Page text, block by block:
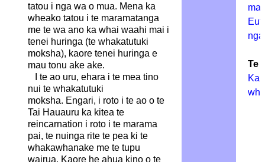
tatou i nga wa o mua. Mena ka
wheako tatou i te maramatanga
me te wa ano ka whai waahi mai i
tenei huringa (te whakatutuki
moksha), kaore tenei huringa e
mau tonu ake ake.
I te ao uru, ehara i te mea tino
nui te whakatutuki
moksha. Engari, i roto i te ao o te
Tai Hauauru ka kitea te
reincarnation i roto i te marama
pai, te nuinga rite te pea ki te
whakawhanake me te tupu
wairua. Kaore he ahua kino o te
Te
Ka